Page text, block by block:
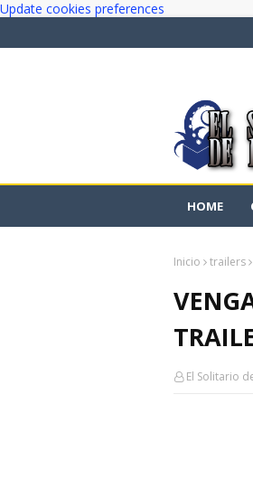
Update cookies preferences
HOME
Inicio trailers
El Solitario